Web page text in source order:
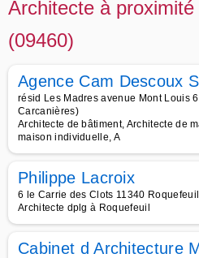
Architecte à
(09460)
Agence Cam Descoux
résid Les Madres avenue Mont Louis
Carcanières)
Architecte de bâtiment, Architecte de
maison individuelle, A
Philippe Lacroix
6 le Carrie des Clots 11340
Architecte dplg à Roquefeuil
Cabinet d Architecture